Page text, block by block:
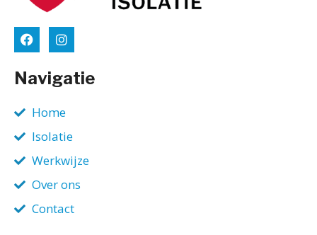
Navigatie
Home
Isolatie
Werkwijze
Over ons
Contact